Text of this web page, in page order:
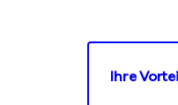
Ihre